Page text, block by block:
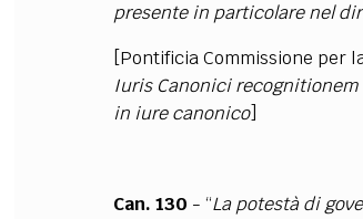
presente in particolare nel
Pontificia Commissione per
Iuris Canonici
in iure canonico]
Can. 130 - “La potestà di